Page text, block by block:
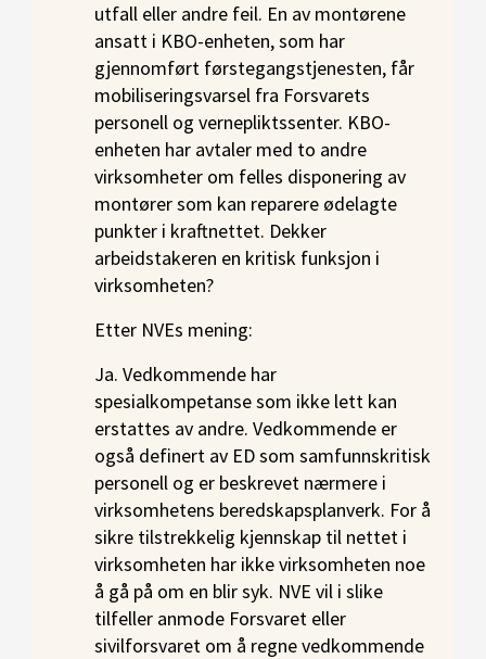
utfall eller andre feil. En av montørene
ansatt i KBO-enheten, som har
gjennomført førstegangstjenesten, får
mobiliseringsvarsel fra Forsvarets
personell og vernepliktssenter. KBO-
enheten har avtaler med to andre
virksomheter om felles disponering av
montører som kan reparere ødelagte
punkter i kraftnettet. Dekker
arbeidstakeren en kritisk funksjon i
virksomheten?
Etter NVEs mening:
Ja. Vedkommende har
spesialkompetanse som ikke lett kan
erstattes av andre. Vedkommende er
også definert av ED som samfunnskritisk
personell og er beskrevet nærmere i
virksomhetens beredskapsplanverk. For å
sikre tilstrekkelig kjennskap til nettet i
virksomheten har ikke virksomheten noe
å gå på om en blir syk. NVE vil i slike
tilfeller anmode Forsvaret eller
sivilforsvaret om å regne vedkommende